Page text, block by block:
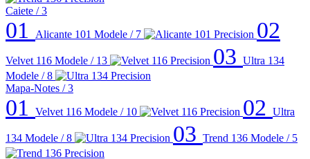
Caiete / 3
01 Alicante 101 Modele / 7 02
Velvet 116 Modele / 13 03 Ultra 134
Modele / 8
Mapa-Notes / 3
01 Velvet 116 Modele / 10 02 Ultra
134 Modele / 8 03 Trend 136 Modele / 5